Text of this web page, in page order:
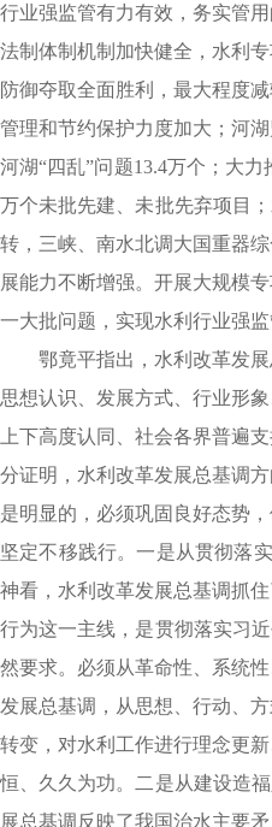
行业强监管有力有效，务实管
法制体制机制加快健全，水利
防御夺取全面胜利，最大程度
管理和节约保护力度加大；河
河湖“四乱”问题13.4万个；大
万个未批先建、未批先弃项目
转，三峡、南水北调大国重器
展能力不断增强。开展大规模
一大批问题，实现水利行业强
鄂竟平指出，水利改革发展
思想认识、发展方式、行业形
上下高度认同、社会各界普遍
分证明，水利改革发展总基调
是明显的，必须巩固良好态势
坚定不移践行。一是从贯彻落
神看，水利改革发展总基调抓
行为这一主线，是贯彻落实习
然要求。必须从革命性、系统
发展总基调，从思想、行动、
转变，对水利工作进行理念更
恒、久久为功。二是从建设造
展总基调反映了我国治水主要